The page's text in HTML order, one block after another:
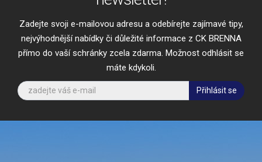
Zadejte svoji e-mailovou adresu a odebírejte zajímavé tipy,
nejvýhodnější nabídky či důležité informace z CK BRENNA
přímo do vaší schránky zcela zdarma. Možnost odhlásit se
máte kdykoli.
Přihlásit se